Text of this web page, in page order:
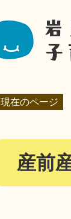
現在のページ
産前